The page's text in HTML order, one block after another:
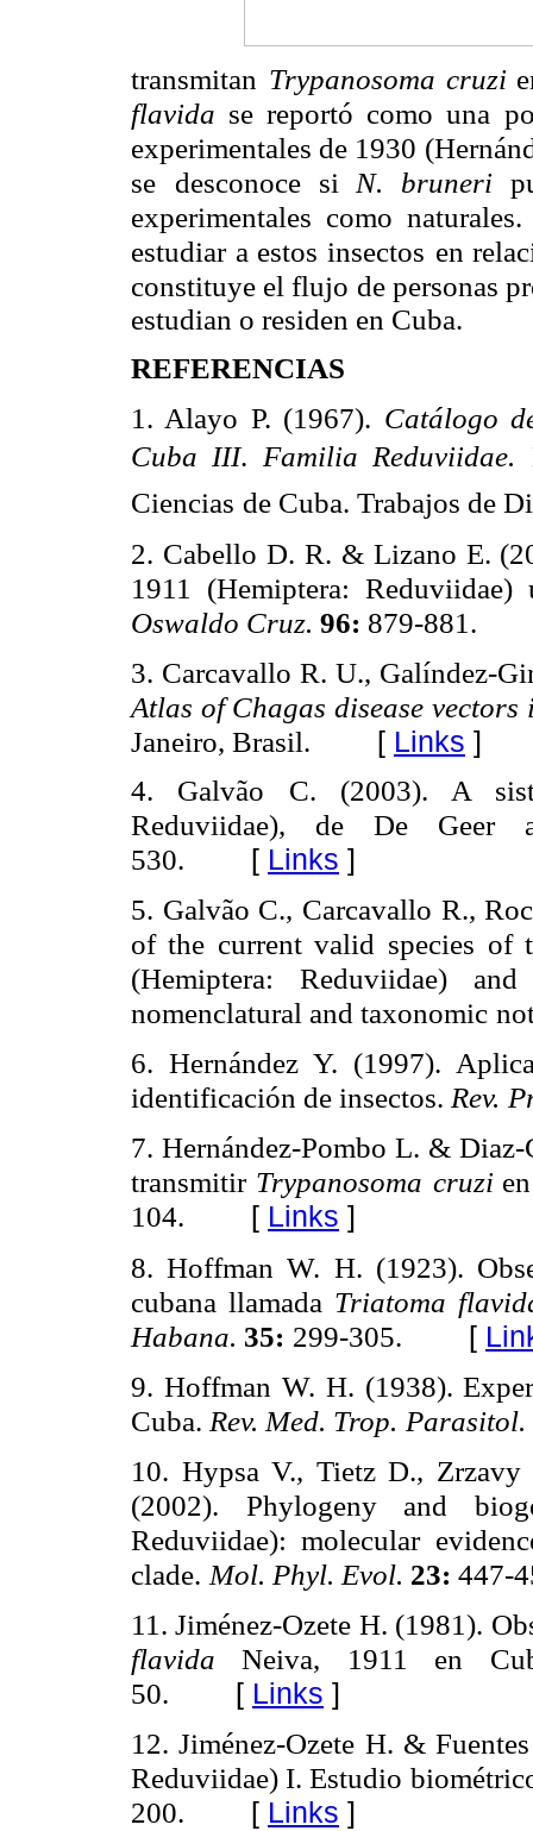
transmitan Trypanosoma cruzi
flavida se reportó como una
experimentales de 1930
se
desconoce si N. bruneri
experimentales como naturales.
estudiar a estos insectos en
constituye el flujo de personas
estudian o residen en Cuba.
REFERENCIAS
1. Alayo P. (1967). Catálogo
Cuba III. Familia Reduviidae.
Ciencias de Cuba. Trabajos de
2. Cabello D. R. & Lizano E.
1911 (Hemiptera:
Oswaldo Cruz. 96: 879-881.
3. Carcavallo R. U., Galíndez-
Atlas of Chagas disease vectors
Janeiro, Brasil. [ Links ]
4. Galvão C. (2003). A
Reduviidae), de De Geer
530. [ Links ]
5. Galvão C., Carcavallo R.,
of the current valid species of
(Hemiptera: Reduviidae)
nomenclatural and taxonomic
6. Hernández Y. (1997).
identificación de insectos. Rev.
7. Hernández-Pombo L. &
transmitir Trypanosoma cruzi
104. [ Links ]
8. Hoffman W. H. (1923).
cubana llamada Triatoma
Habana. 35: 299-305. [
9. Hoffman W. H. (1938).
Cuba. Rev. Med. Trop. Parasitol.
10. Hypsa V., Tietz D.,
(2002). Phylogeny and
Reduviidae): molecular
clade. Mol. Phyl. Evol. 23: 447-
11. Jiménez-Ozete H. (1981).
flavidaNeiva, 1911 en
50. [ Links ]
12. Jiménez-Ozete H. &
Reduviidae) I. Estudio
200. [ Links ]